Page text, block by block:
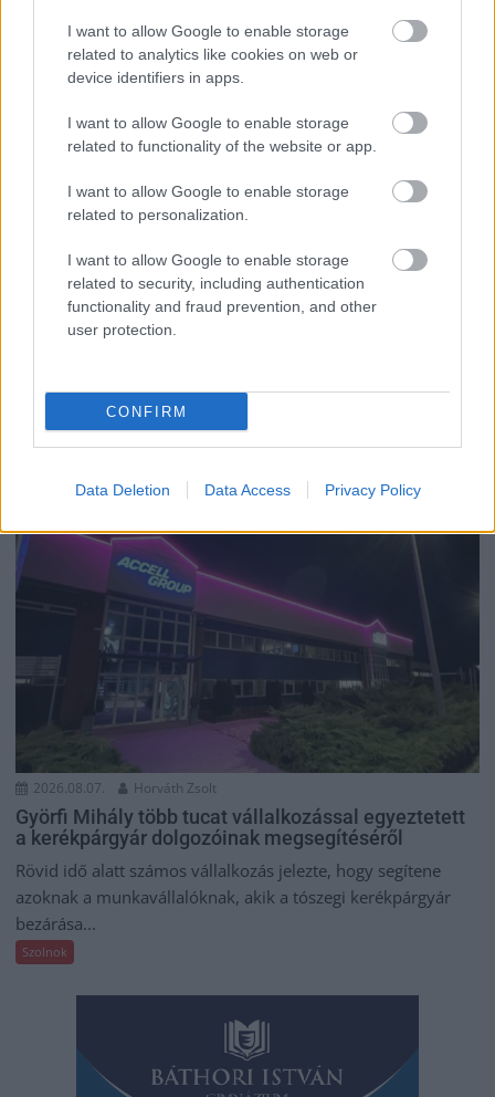
I want to allow Google to enable storage
related to analytics like cookies on web or
device identifiers in apps.
I want to allow Google to enable storage
related to functionality of the website or app.
I want to allow Google to enable storage
related to personalization.
I want to allow Google to enable storage
related to security, including authentication
functionality and fraud prevention, and other
user protection.
CONFIRM
Data Deletion Data Access Privacy Policy
2026.08.07. Farkas András
Ön szerint hogy készül a hamisítatlan szolnoki
habos isler?
újraalkotni....
2026.08.07. Horváth Zsolt
Györfi Mihály több tucat vállalkozással egyeztetett
a kerékpárgyár dolgozóinak megsegítéséről
Rövid idő alatt számos vállalkozás jelezte, hogy segítene
azoknak a munkavállalóknak, akik a tószegi kerékpárgyár
bezárása...
Szolnok